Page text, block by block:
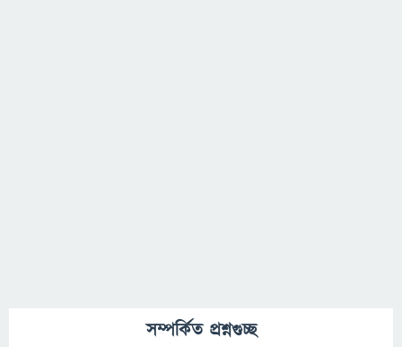
সম্পর্কিত প্রশ্নগুচ্ছ